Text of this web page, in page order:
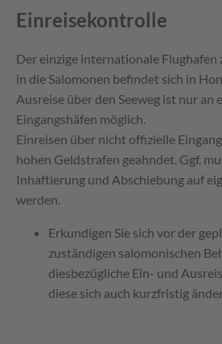
Einreisekontrolle
Der einzige internationale Flughafen
in die Salomonen befindet sich in
Ausreise über den Seeweg ist nur an
Eingangshäfen möglich.
Einreisen über nicht offizielle
hohen Geldstrafen geahndet. Ggf.
Inhaftierung und Abschiebung auf
werden.
Erkundigen Sie sich vor der
zuständigen salomonischen
diesbezügliche Ein- und
diese sich auch kurzfristig